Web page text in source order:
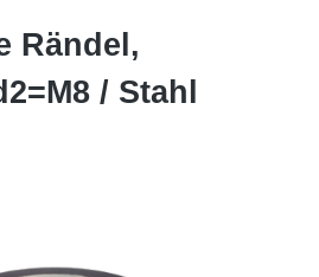
Rändel,
/ Stahl